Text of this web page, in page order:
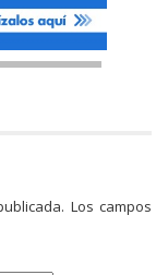
Los campos